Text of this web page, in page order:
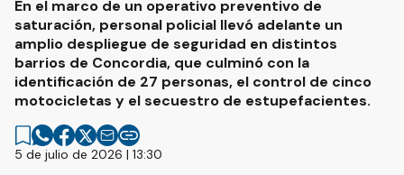
En el marco de un operativo preventivo de
saturación, personal policial llevó adelante un
amplio despliegue de seguridad en distintos
barrios de Concordia, que culminó con la
identificación de 27 personas, el control de cinco
motocicletas y el secuestro de estupefacientes.
5 de julio de 2026 | 13:30